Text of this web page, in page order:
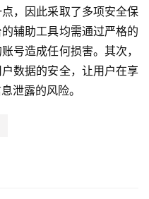
，因此采取了多项安全保
辅助工具均需通过严格的
号造成任何损害。其次，
数据的安全，让用户在享
泄露的风险。